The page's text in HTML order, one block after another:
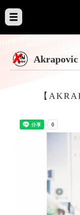
Akrapovic
【